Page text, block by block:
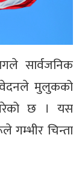
सार्वजनिक
मुलुकको
छ । यस
गम्भीर चिन्ता